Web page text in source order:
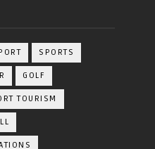
SPORTS
GOLF
TOURISM